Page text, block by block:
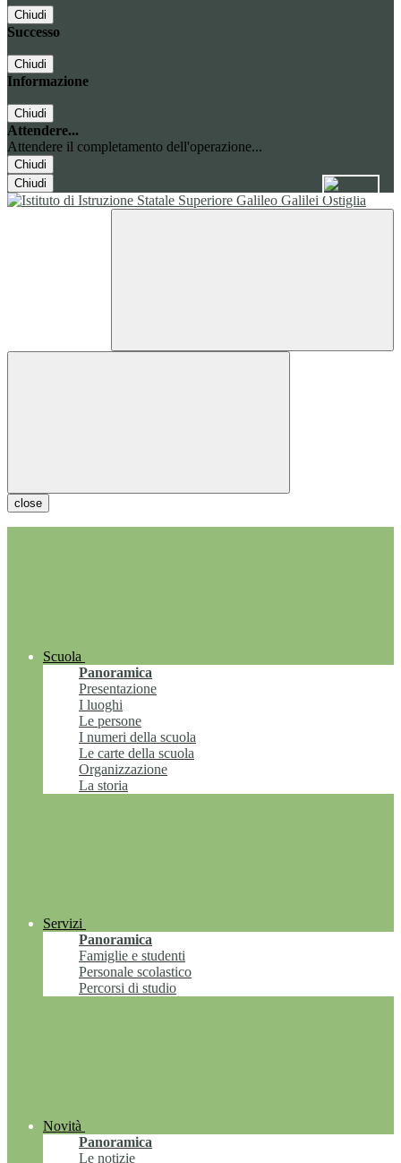
Chiudi
Successo
Chiudi
Informazione
Chiudi
Attendere...
Attendere il completamento dell'operazione...
Chiudi
Chiudi
close
Scuola
Panoramica
Presentazione
I luoghi
Le persone
I numeri della scuola
Le carte della scuola
Organizzazione
La storia
Servizi
Panoramica
Famiglie e studenti
Personale scolastico
Percorsi di studio
Novità
Panoramica
Le notizie